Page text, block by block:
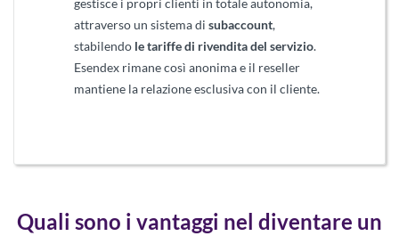
gestisce i propri clienti in totale autonomia,
attraverso un sistema disubaccount,
stabilendo le tariffe di rivendita del servizio.
Esendex rimane così anonima e il reseller
mantiene la relazione esclusiva con il cliente.
Quali sono i vantaggi nel diventare un